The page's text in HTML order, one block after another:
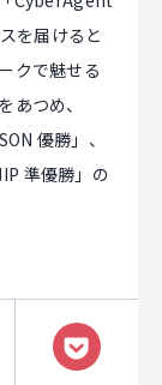
を届けると
クで魅せる
あつめ、
優勝」、
準優勝」の